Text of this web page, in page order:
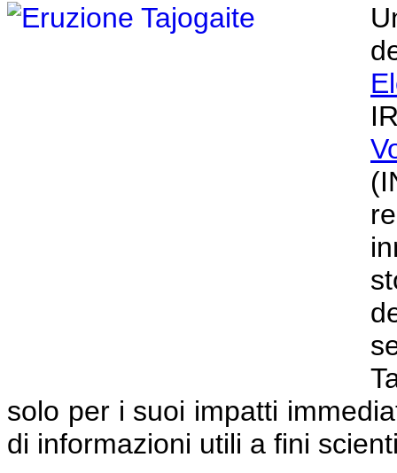
solo per i suoi impatti
di informazioni utili a fini